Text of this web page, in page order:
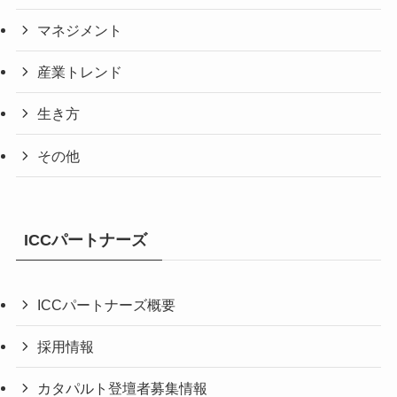
マネジメント
産業トレンド
生き方
その他
ICCパートナーズ
ICCパートナーズ概要
採用情報
カタパルト登壇者募集情報